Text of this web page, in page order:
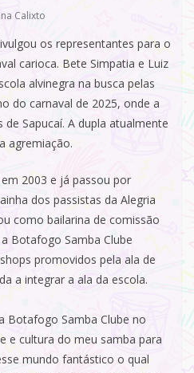
Calixto
os representantes para o
carioca. Bete Simpatia e Luiz
alvinegra na busca pelas
do carnaval de 2025, onde a
Sapucaí. A dupla atualmente
agremiação.
2003 e já passou por
dos passistas da Alegria
como bailarina de comissão
Botafogo Samba Clube
promovidos pela ala de
a integrar a ala da escola.
Botafogo Samba Clube no
e cultura do meu samba para
mundo fantástico o qual